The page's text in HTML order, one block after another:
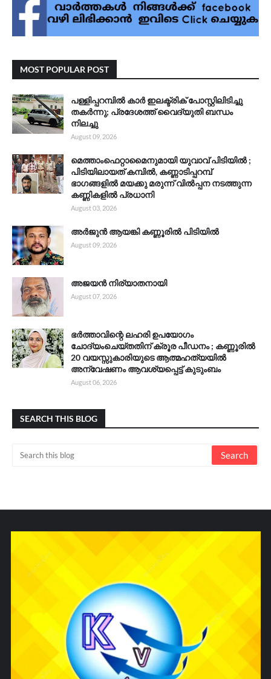
MOST POPULAR POST
പള്ളിപ്പറമ്പിൽ കാർ ഇലക്ട്രിക് പോസ്റ്റിലിടിച്ചു
തകർന്നു; പ്രദേശത്ത് വൈദ്യുതി ബന്ധം
നിലച്ചു
August 09, 2026
മെത്താംഫെറ്റാമൈനുമായി യുവാവ് പിടിയിൽ ;
പിടിയിലായത് കമ്പിൽ, കണ്ണാടിപ്പറമ്പ്
ഭാഗങ്ങളിൽ മയക്കു മരുന്ന് വിൽപ്പന നടത്തുന്ന
കണ്ണികളിൽ പ്രധാനി
August 03, 2026
അർജുൻ ആയങ്കി കണ്ണൂരിൽ പിടിയിൽ
August 09, 2026
അജയൻ നിര്യാതനായി
August 07, 2026
ഭർത്താവിന്റെ ലഹരി ഉപയോഗം
ചോദ്യംചെയ്തതിന് ക്രൂര പീഡനം ; കണ്ണൂരിൽ
20 വയസ്സുകാരിയുടെ ആത്മഹത്യയിൽ
അന്വേഷണം ആവശ്യപ്പെട്ട് കുടുംബം
August 06, 2026
SEARCH THIS BLOG